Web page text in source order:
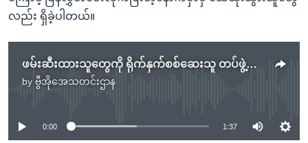
လည်း ရှိခဲ့ပါတယ်။
ဖမ်းဆီးထားသူတွေကို ရိုက်နှက်စစ်ဆေးသူ တပ်ဖွဲ့ဝင်တွေ မြန်မာစစ်တပ်အရေးယူမည်
by ဗွီအိုအေသတင်းဌာန
No media source currently available
0:00 1:37